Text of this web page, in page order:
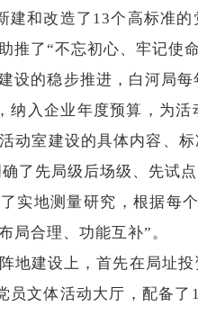
建和改造了13个高标准
推了“不忘初心、牢记使
的稳步推进，白河局每
纳入企业年度预算，为
动室建设的具体内容、
了先局级后场级、先试
实地测量研究，根据每
局合理、功能互补”。
建设上，首先在局址投
员文体活动大厅，配备